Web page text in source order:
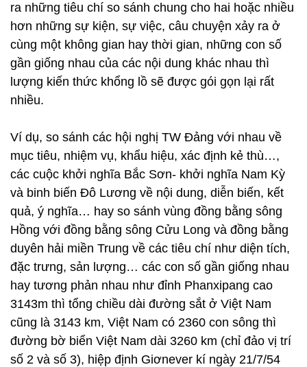
ra những tiêu chí so sánh chung cho hai hoặc nhiều
hơn những sự kiện, sự việc, câu chuyện xảy ra ở
cùng một không gian hay thời gian, những con số
gần giống nhau của các nội dung khác nhau thì
lượng kiến thức khổng lồ sẽ được gói gọn lại rất
nhiều.
Ví dụ, so sánh các hội nghị TW Đảng với nhau về
mục tiêu, nhiệm vụ, khẩu hiệu, xác định kẻ thù…,
các cuộc khởi nghĩa Bắc Sơn- khởi nghĩa Nam Kỳ
và binh biến Đô Lương về nội dung, diễn biến, kết
quả, ý nghĩa… hay so sánh vùng đồng bằng sông
Hồng với đồng bằng sông Cửu Long và đồng bằng
duyên hải miền Trung về các tiêu chí như diện tích,
đặc trưng, sản lượng… các con số gần giống nhau
hay tương phản nhau như đỉnh Phanxipang cao
3143m thì tổng chiều dài đường sắt ở Việt Nam
cũng là 3143 km, Việt Nam có 2360 con sông thì
đường bờ biển Việt Nam dài 3260 km (chỉ đảo vị trí
số 2 và số 3), hiệp định Giơnever kí ngày 21/7/54